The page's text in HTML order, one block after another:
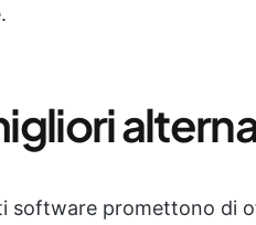
software promettono di